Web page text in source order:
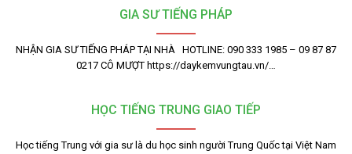
GIA SƯ TIẾNG PHÁP
NHẬN GIA SƯ TIẾNG PHÁP TẠI NHÀ HOTLINE: 090 333 1985 – 09 87 87
0217 CÔ MƯỢT https://daykemvungtau.vn/…
HỌC TIẾNG TRUNG GIAO TIẾP
Học tiếng Trung với gia sư là du học sinh người Trung Quốc tại Việt Nam